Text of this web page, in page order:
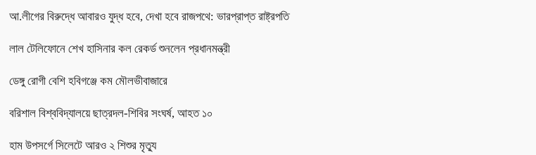
আ.লীগের বিরুদ্ধে আবারও যুদ্ধ হবে, দেখা হবে রাজপথে: ভারপ্রাপ্ত রাষ্ট্রপতি
লাল টেলিফোনে শেখ হাসিনার কল রেকর্ড শুনলেন প্রধানমন্ত্রী
ডেঙ্গু রোগী বেশি হবিগঞ্জে কম মৌলভীবাজারে
বরিশাল বিশ্ববিদ্যালয়ে ছাত্রদল-শিবির সংঘর্ষ, আহত ১০
হাম উপসর্গে সিলেটে আরও ২ শিশুর মৃত্যু